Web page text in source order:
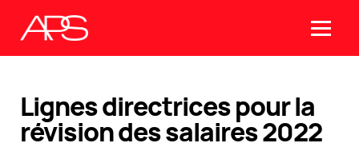
Lignes directrices pour la
révision des salaires 2022